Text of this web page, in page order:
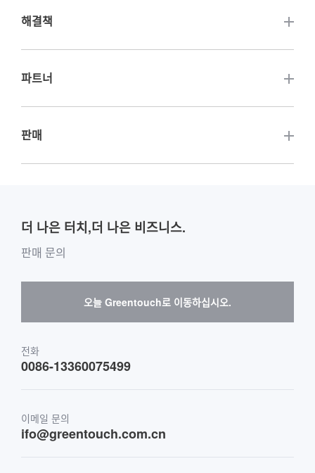
터치 디지털 사이니지
터치 화이트보드 PC
LCD 패널
회사 행사
해결책
익스프레스 사물함 디스플레이 화면
인터랙티브 디지털 사이니지
운송
소매 및 레스토랑
파트너
소프트웨어 공급 업체 및 협력 업체
판매
사서함 구입 메시지
더 나은 터치,더 나은 비즈니스.
판매 문의
오늘 Greentouch로 이동하십시오.
전화
0086-13360075499
이메일 문의
ifo@greentouch.com.cn